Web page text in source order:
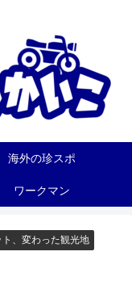
海外の珍スポ
ワークマン
、変わった観光地